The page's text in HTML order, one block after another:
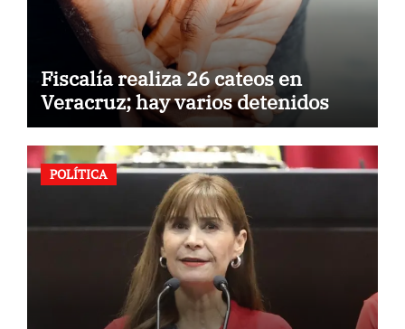
Fiscalía realiza 26 cateos en
Veracruz; hay varios detenidos
POLÍTICA